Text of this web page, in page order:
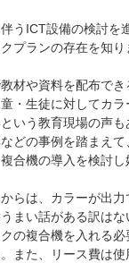
うICT設備の検討を
プランの存在を知り
材や資料を配布で
・生徒に対してカ
いう教育現場の声も
どの事例を踏まえ
合機の導入を検討し
らは、カラーが出力
まい話がある訳は
の複合機を入れる
また、リース費は